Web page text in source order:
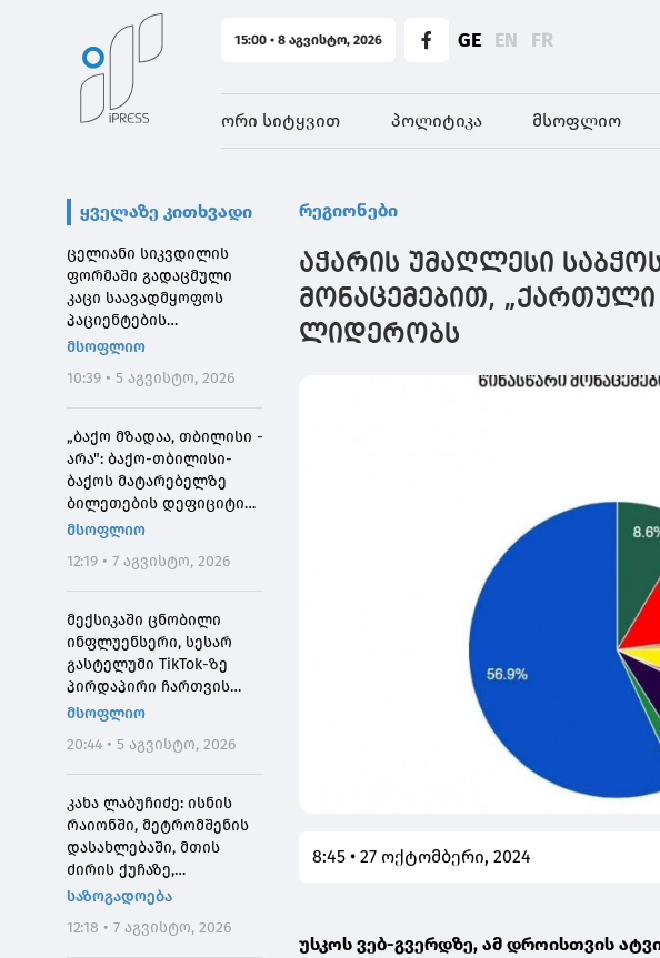
15:00 • 8 აგვისტო, 2026 GE EN FR
ორი სიტყვით პოლიტიკა მსოფლიო
ყველაზე კითხვადი
ცელიანი სიკვდილის
ფორმაში გადაცმული
კაცი საავადმყოფოს
პაციენტების
შეშინებისთვის
მსოფლიო
10:39 • 5 აგვისტო, 2026
„ბაქო მზადაა, თბილისი -
არა": ბაქო-თბილისი-
ბაქოს მატარებელზე
ბილეთების დეფიციტის
მიზეზი
მსოფლიო
12:19 • 7 აგვისტო, 2026
მექსიკაში ცნობილი
ინფლუენსერი, სესარ
გასტელუმი TikTok-ზე
პირდაპირი ჩართვის
დროს მოკლეს
მსოფლიო
20:44 • 5 აგვისტო, 2026
კახა ლაბუჩიძე: ისნის
რაიონში, მეტრომშენის
დასახლებაში, მთის
ძირის ქუჩაზე,
მასშტაბური
სამუშაოები ჩატარდება
საზოგადოება
12:18 • 7 აგვისტო, 2026
რეგიონები
აჭარის უმაღლესი
მონაცემებით,
ლიდერობს
8:45 • 27 ოქტომბერი, 2024
უსკოს ვებ-გვერდზე, ამ დროისთვის